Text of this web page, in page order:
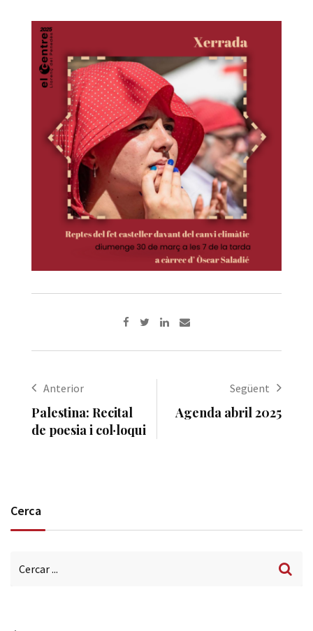
LinkedIn
Share
Anterior
Palestina: Recital
de poesia i col·loqui
Següent
Agenda abril 2025
Cerca